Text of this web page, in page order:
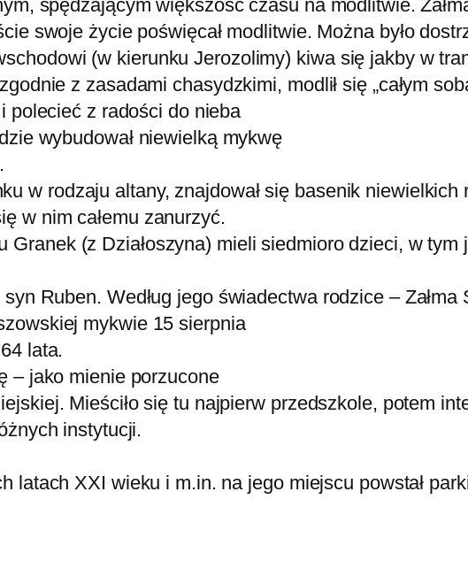
spędzającym większość czasu na modlitwie.
swoje życie poświęcał modlitwie. Można było
(w kierunku Jerozolimy) kiwa się jakby w
z zasadami chasydzkimi, modlił się „całym
polecieć z radości do nieba
wybudował niewielką mykwę
w rodzaju altany, znajdował się basenik
w nim całemu zanurzyć.
Granek (z Działoszyna) mieli siedmioro dzieci, w tym
Ruben. Według jego świadectwa rodzice –
mykwie 15 sierpnia
lata.
– jako mienie porzucone
Mieściło się tu najpierw przedszkole, potem
instytucji.
latach XXI wieku i m.in. na jego miejscu powstał